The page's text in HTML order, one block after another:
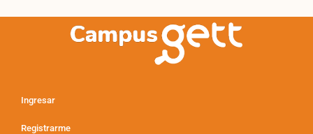
Ingresar
Registrarme